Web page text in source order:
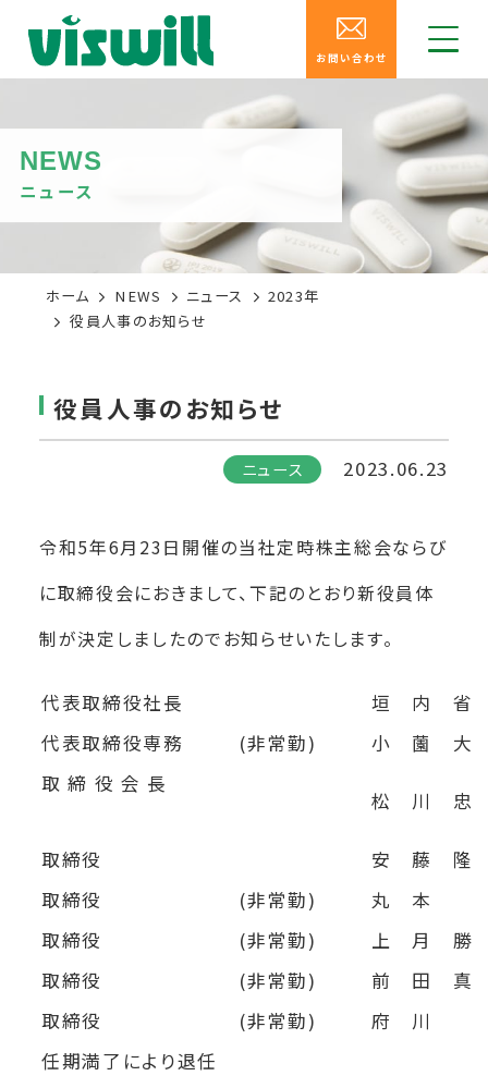
お問い合わせ
NEWS
ニュース
ホーム NEWS ニュース
2023年
役員人事のお知らせ
役員人事のお知らせ
ニュース 2023.06.23
令和5年6月23日開催の当社定時株主総会ならび
に取締役会におきまして、下記のとおり新役員体
制が決定しましたのでお知らせいたします。
代表取締役社長
垣 内 省
代表取締役専務
(非常勤)
小 薗 大
取 締 役 会 長
松 川 忠
取締役
安 藤 隆
取締役
(非常勤)
丸 本 靖
取締役
(非常勤)
上 月 勝
取締役
(非常勤)
前 田 真
取締役
(非常勤)
府 川
任期満了により退任